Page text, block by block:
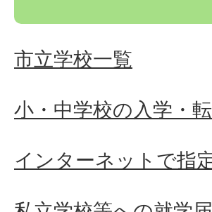
市立学校一覧
小・中学校の入学・
インターネットで指